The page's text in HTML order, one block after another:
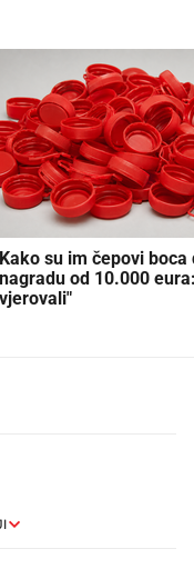
Kako su im čepovi boca
nagradu od 10.000
vjerovali"